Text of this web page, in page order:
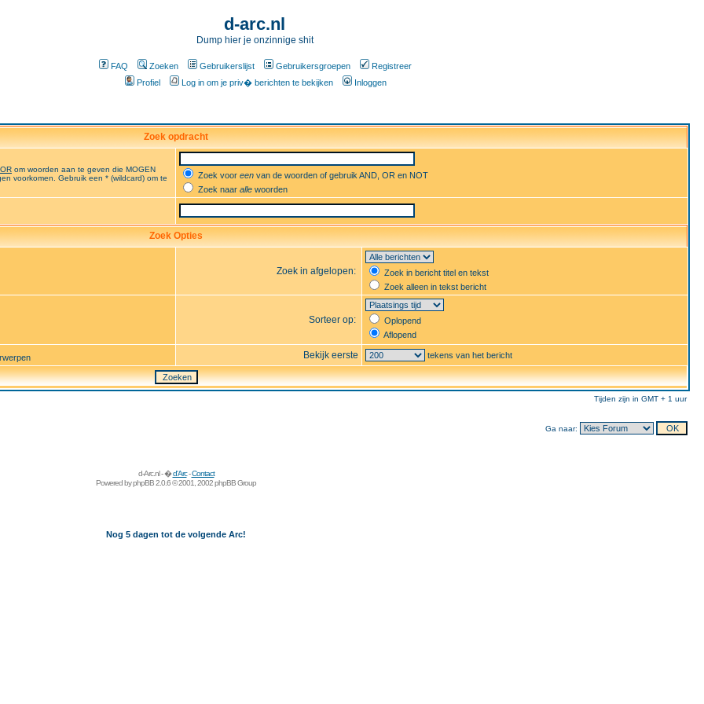
d-arc.nl
Dump hier je onzinnige shit
FAQ Zoeken Gebruikerslijst Gebruikersgroepen
Registreer
Profiel
Log in om je priv� berichten te bekijken Inloggen
Zoek opdracht
OR om woorden aan te geven die MOGEN
voorkomen. Gebruik een * (wildcard) om te
Zoek voor een van de woorden of gebruik AND, OR en NOT
Zoek naar alle woorden
Zoek Opties
Zoek in afgelopen:
Zoek in bericht titel en tekst
Zoek alleen in tekst bericht
Sorteer op:
Oplopend
Aflopend
Bekijk eerste tekens van het bericht
Tijden zijn in GMT + 1 uur
Ga naar:
d-Arc.nl - �d'Arc-Contact
Powered byphpBB2.0.6 © 2001, 2002 phpBB Group
Nog 5 dagen tot de volgende Arc!